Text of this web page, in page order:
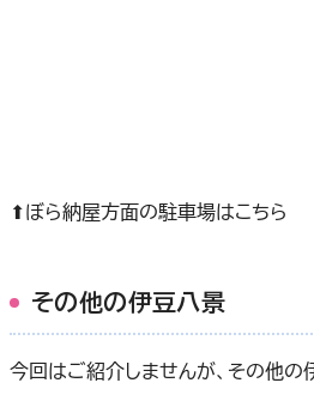
⬆ぼら納屋方面の駐車場はこちら
その他の伊豆八景
今回はご紹介しませんが、その他の